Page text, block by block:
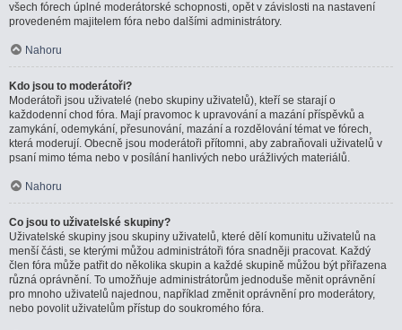
všech fórech úplné moderátorské schopnosti, opět v závislosti na nastavení
provedeném majitelem fóra nebo dalšími administrátory.
Nahoru
Kdo jsou to moderátoři?
Moderátoři jsou uživatelé (nebo skupiny uživatelů), kteří se starají o
každodenní chod fóra. Mají pravomoc k upravování a mazání příspěvků a
zamykání, odemykání, přesunování, mazání a rozdělování témat ve fórech,
která moderují. Obecně jsou moderátoři přítomni, aby zabraňovali uživatelů v
psaní mimo téma nebo v posílání hanlivých nebo urážlivých materiálů.
Nahoru
Co jsou to uživatelské skupiny?
Uživatelské skupiny jsou skupiny uživatelů, které dělí komunitu uživatelů na
menší části, se kterými můžou administrátoři fóra snadněji pracovat. Každý
člen fóra může patřit do několika skupin a každé skupině můžou být přiřazena
různá oprávnění. To umožňuje administrátorům jednoduše měnit oprávnění
pro mnoho uživatelů najednou, například změnit oprávnění pro moderátory,
nebo povolit uživatelům přístup do soukromého fóra.